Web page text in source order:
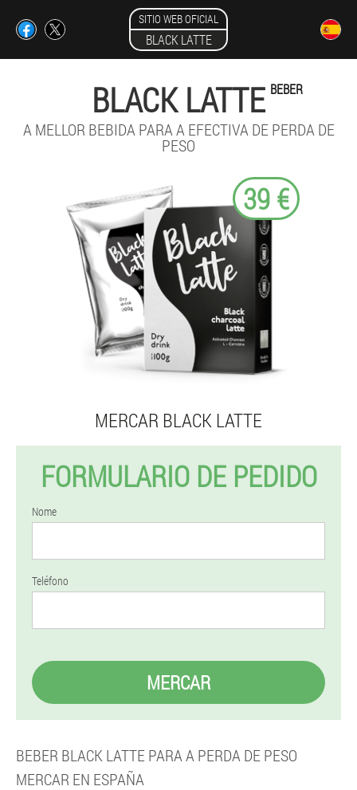
SITIO WEB OFICIAL
BLACK LATTE
BLACK LATTE BEBER
A MELLOR BEBIDA PARA A EFECTIVA DE PERDA DE
PESO
39 €
MERCAR BLACK LATTE
FORMULARIO DE PEDIDO
Nome
Teléfono
MERCAR
BEBER BLACK LATTE PARA A PERDA DE PESO
MERCAR EN ESPAÑA